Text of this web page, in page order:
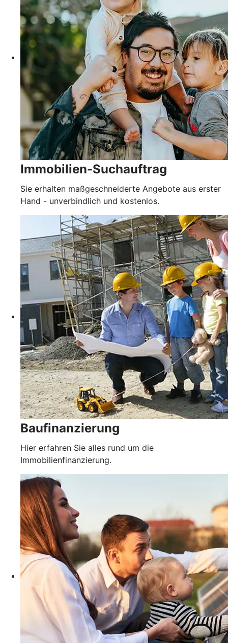
Immobilien-Suchauftrag
Sie erhalten maßgeschneiderte Angebote aus erster
Hand - unverbindlich und kostenlos.
Baufinanzierung
Hier erfahren Sie alles rund um die
Immobilienfinanzierung.